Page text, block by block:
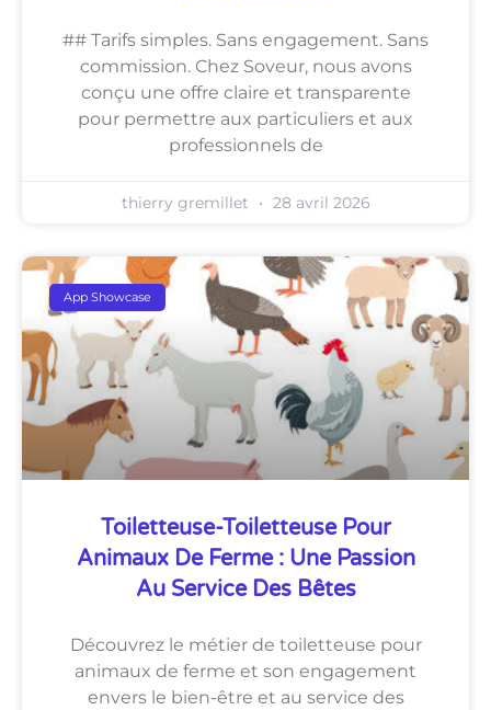
## Tarifs simples. Sans engagement. Sans
commission. Chez Soveur, nous avons
conçu une offre claire et transparente
pour permettre aux particuliers et aux
professionnels de
thierry gremillet 28 avril 2026
App Showcase
Toiletteuse-Toiletteuse Pour
Animaux De Ferme : Une Passion
Au Service Des Bêtes
Découvrez le métier de toiletteuse pour
animaux de ferme et son engagement
envers le bien-être et au service des